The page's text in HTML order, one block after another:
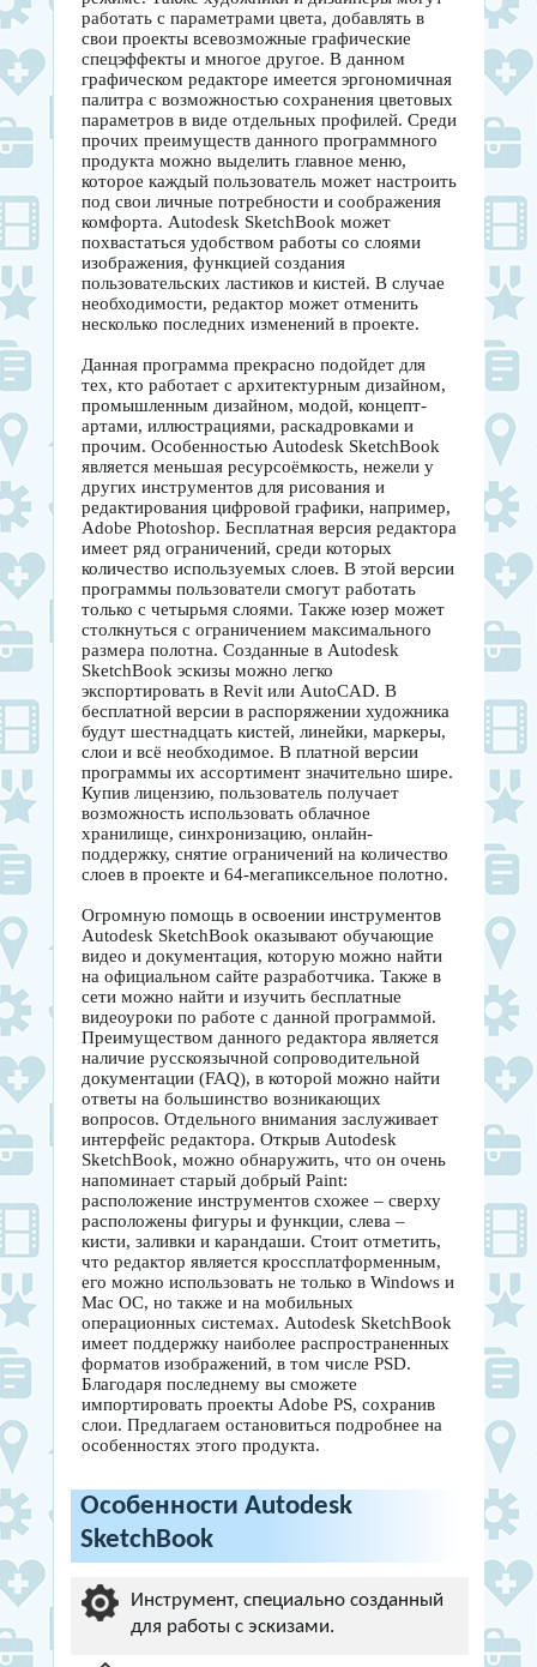
работать с параметрами цвета, добавлять в
свои проекты всевозможные графические
спецэффекты и многое другое. В данном
графическом редакторе имеется эргономичная
палитра с возможностью сохранения цветовых
параметров в виде отдельных профилей. Среди
прочих преимуществ данного программного
продукта можно выделить главное меню,
которое каждый пользователь может настроить
под свои личные потребности и соображения
комфорта. Autodesk SketchBook может
похвастаться удобством работы со слоями
изображения, функцией создания
пользовательских ластиков и кистей. В случае
необходимости, редактор может отменить
несколько последних изменений в проекте.
Данная программа прекрасно подойдет для
тех, кто работает с архитектурным дизайном,
промышленным дизайном, модой, концепт-
артами, иллюстрациями, раскадровками и
прочим. Особенностью Autodesk SketchBook
является меньшая ресурсоёмкость, нежели у
других инструментов для рисования и
редактирования цифровой графики, например,
Adobe Photoshop. Бесплатная версия редактора
имеет ряд ограничений, среди которых
количество используемых слоев. В этой версии
программы пользователи смогут работать
только с четырьмя слоями. Также юзер может
столкнуться с ограничением максимального
размера полотна. Созданные в Autodesk
SketchBook эскизы можно легко
экспортировать в Revit или AutoCAD. В
бесплатной версии в распоряжении художника
будут шестнадцать кистей, линейки, маркеры,
слои и всё необходимое. В платной версии
программы их ассортимент значительно шире.
Купив лицензию, пользователь получает
возможность использовать облачное
хранилище, синхронизацию, онлайн-
поддержку, снятие ограничений на количество
слоев в проекте и 64-мегапиксельное полотно.
Огромную помощь в освоении инструментов
Autodesk SketchBook оказывают обучающие
видео и документация, которую можно найти
на официальном сайте разработчика. Также в
сети можно найти и изучить бесплатные
видеоуроки по работе с данной программой.
Преимуществом данного редактора является
наличие русскоязычной сопроводительной
документации (FAQ), в которой можно найти
ответы на большинство возникающих
вопросов. Отдельного внимания заслуживает
интерфейс редактора. Открыв Autodesk
SketchBook, можно обнаружить, что он очень
напоминает старый добрый Paint:
расположение инструментов схожее – сверху
расположены фигуры и функции, слева –
кисти, заливки и карандаши. Стоит отметить,
что редактор является кроссплатформенным,
его можно использовать не только в Windows и
Mac ОС, но также и на мобильных
операционных системах. Autodesk SketchBook
имеет поддержку наиболее распространенных
форматов изображений, в том числе PSD.
Благодаря последнему вы сможете
импортировать проекты Adobe PS, сохранив
слои. Предлагаем остановиться подробнее на
особенностях этого продукта.
Особенности Autodesk
SketchBook
Инструмент, специально созданный
для работы с эскизами.